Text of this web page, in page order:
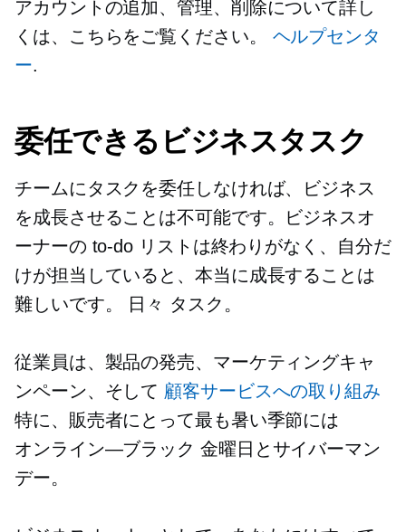
アカウントの追加、管理、削除について詳し
くは、こちらをご覧ください。 ヘルプセンタ
ー.
委任できるビジネスタスク
チームにタスクを委任しなければ、ビジネス
を成長させることは不可能です。ビジネスオ
ーナーの to-do リストは終わりがなく、自分だ
けが担当していると、本当に成長することは
難しいです。
日々 タスク。
従業員は、製品の発売、マーケティングキャ
ンペーン、そして 顧客サービスへの取り組み
特に、販売者にとって最も暑い季節には
オンライン—ブラック 金曜日とサイバーマン
デー。